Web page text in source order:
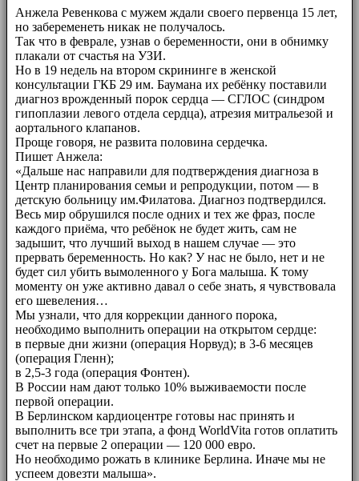
Анжела Ревенкова с мужем ждали своего первенца 15 лет,
но забеременеть никак не получалось.
Так что в феврале, узнав о беременности, они в обнимку
плакали от счастья на УЗИ.
Но в 19 недель на втором скрининге в женской
консультации ГКБ 29 им. Баумана их ребёнку поставили
диагноз врожденный порок сердца — СГЛОС (синдром
гипоплазии левого отдела сердца), атрезия митральезой и
аортального клапанов.
Проще говоря, не развита половина сердечка.
Пишет Анжела:
«Дальше нас направили для подтверждения диагноза в
Центр планирования семьи и репродукции, потом — в
детскую больницу им.Филатова. Диагноз подтвердился.
Весь мир обрушился после одних и тех же фраз, после
каждого приёма, что ребёнок не будет жить, сам не
задышит, что лучший выход в нашем случае — это
прервать беременность. Но как? У нас не было, нет и не
будет сил убить вымоленного у Бога малыша. К тому
моменту он уже активно давал о себе знать, я чувствовала
его шевеления…
Мы узнали, что для коррекции данного порока,
необходимо выполнить операции на открытом сердце:
в первые дни жизни (операция Норвуд); в 3-6 месяцев
(операция Гленн);
в 2,5-3 года (операция Фонтен).
В России нам дают только 10% выживаемости после
первой операции.
В Берлинском кардиоцентре готовы нас принять и
выполнить все три этапа, а фонд WorldVita готов оплатить
счет на первые 2 операции — 120 000 евро.
Но необходимо рожать в клинике Берлина. Иначе мы не
успеем довезти малыша».